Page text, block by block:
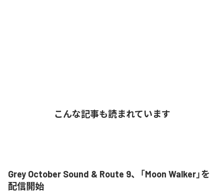
こんな記事も読まれています
Grey October Sound & Route 9、「Moon Walker」を
配信開始